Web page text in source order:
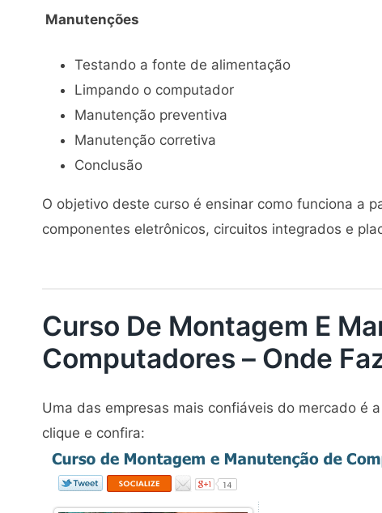
Manutenções
Testando a fonte de alimentação
Limpando o computador
Manutenção preventiva
Manutenção corretiva
Conclusão
O objetivo deste curso é ensinar como funciona a
componentes eletrônicos, circuitos integrados e
Curso De Montagem E
Computadores – Onde
Uma das empresas mais confiáveis do mercado é
clique e confira: